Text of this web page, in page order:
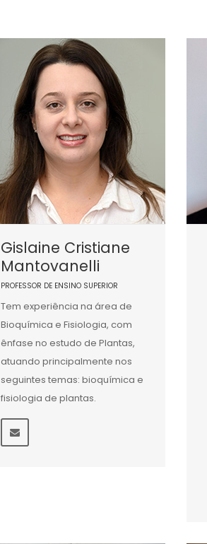
Gislaine Cristiane
Mantovanelli
PROFESSOR DE ENSINO SUPERIOR
Tem experiência na área de
Bioquímica e Fisiologia, com
ênfase no estudo de Plantas,
atuando principalmente nos
seguintes temas: bioquímica e
fisiologia de plantas.